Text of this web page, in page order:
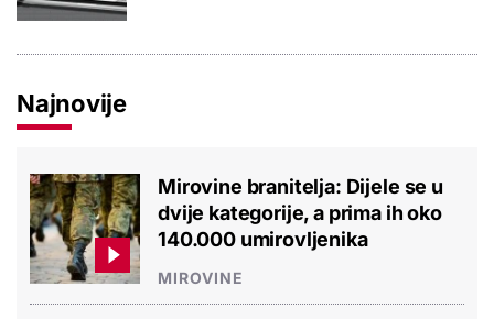
Najnovije
Mirovine branitelja: Dijele se u
dvije kategorije, a prima ih oko
140.000 umirovljenika
MIROVINE